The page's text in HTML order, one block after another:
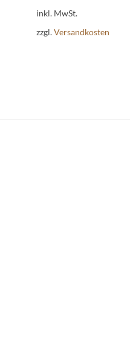
Produkt
weist
inkl. MwSt.
zzgl.Versandkosten